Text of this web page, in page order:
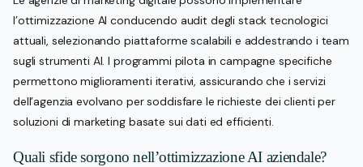
l’ottimizzazione AI conducendo audit degli stack tecnologici
attuali, selezionando piattaforme scalabili e addestrando i team
sugli strumenti AI. I programmi pilota in campagne specifiche
permettono miglioramenti iterativi, assicurando che i servizi
dell’agenzia evolvano per soddisfare le richieste dei clienti per
soluzioni di marketing basate sui dati ed efficienti.
Quali sfide sorgono nell’ottimizzazione AI aziendale?